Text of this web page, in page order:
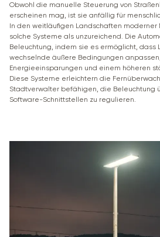
Obwohl die manuelle Steuerung von
erscheinen mag, ist sie anfällig für
In den weitläufigen Landschaften moderner
solche Systeme als unzureichend. Die
Beleuchtung, indem sie es ermöglicht, dass
wechselnde äußere Bedingungen
Energieeinsparungen und einem höheren
Diese Systeme erleichtern die
Stadtverwalter befähigen, die Beleuchtung
Software-Schnittstellen zu regulieren.